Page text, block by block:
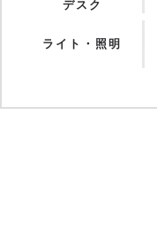
デスク
ライト・照明